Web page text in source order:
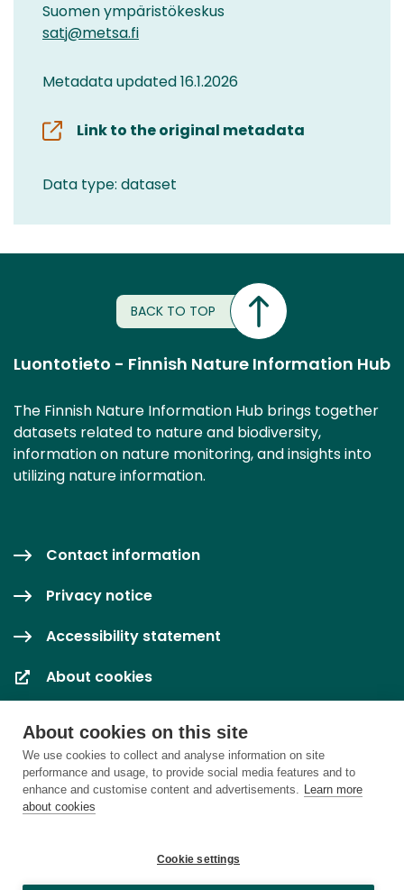
About cookies on this site
We use cookies to collect and analyse information on site
performance and usage, to provide social media features and to
enhance and customise content and advertisements. Learn more
about cookies
Cookie settings
Suomen ympäristökeskus
satj@metsa.fi
Metadata updated 16.1.2026
Link to the original metadata
Data type: dataset
BACK TO TOP
Luontotieto - Finnish Nature Information Hub
The Finnish Nature Information Hub brings together
datasets related to nature and biodiversity,
information on nature monitoring, and insights into
utilizing nature information.
Contact information
Privacy notice
Accessibility statement
About cookies